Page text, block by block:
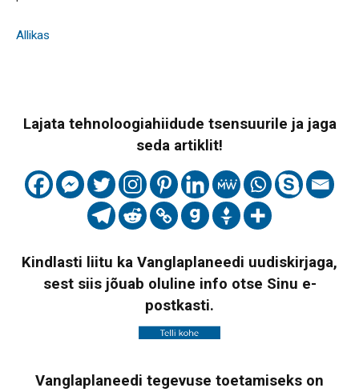
Allikas
Lajata tehnoloogiahiidude tsensuurile ja jaga
seda artiklit!
Kindlasti liitu ka Vanglaplaneedi uudiskirjaga,
sest siis jõuab oluline info otse Sinu e-
postkasti.
Vanglaplaneedi tegevuse toetamiseks on